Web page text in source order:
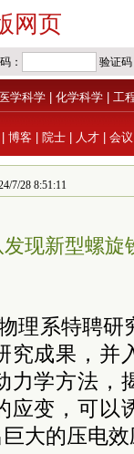
网页
医学科学 化学科学 工
博客 院士 人才 会议
7/28 8:51:11
现新型螺旋
理系特聘研
究成果，并
力学方法，
应变，可以
大的压电